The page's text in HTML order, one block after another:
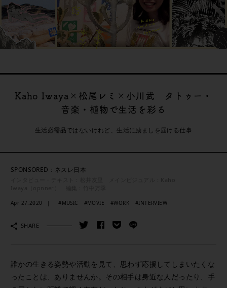
Kaho Iwaya×松尾レミ×小川武 タトゥー・
音楽・植物で生活を彩る
生活必需品ではないけれど、生活に励ましを届ける仕事
SPONSORED：ネスレ日本
Apr 27.2020 #MUSIC #MOVIE #WORK #INTERVIEW
SHARE
誰かの生きる姿勢や活動を見て、思わず応援してしまいたくな
ったことは、ありませんか。その相手は身近な人だったり、手